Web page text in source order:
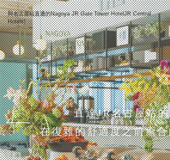
與名古屋站直通的Nagoya JR Gate Tower HotelJR Central
Hotels)
直達JR名古屋站
在復雜的舒適度之前癒
直達JR名古屋站
在復雜的舒適度之前癒
直達JR名古屋站
在復雜的舒適度之前癒
直達JR名古屋站
在復雜的舒適度之前癒